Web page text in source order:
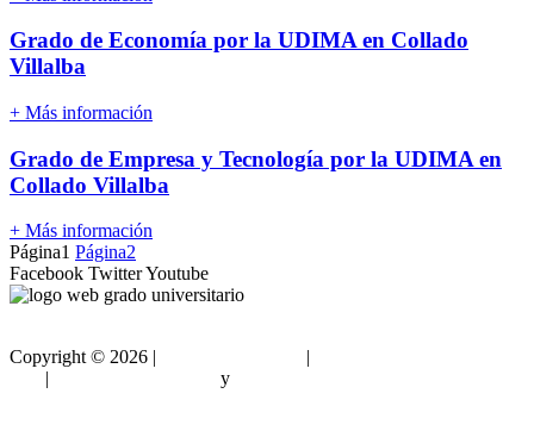
Grado de Economía por la UDIMA en Collado
Villalba
+ Más información
Grado de Empresa y Tecnología por la UDIMA en
Collado Villalba
+ Más información
Página1 Página2
Facebook TwitterYoutube
Copyright © 2026 |
y